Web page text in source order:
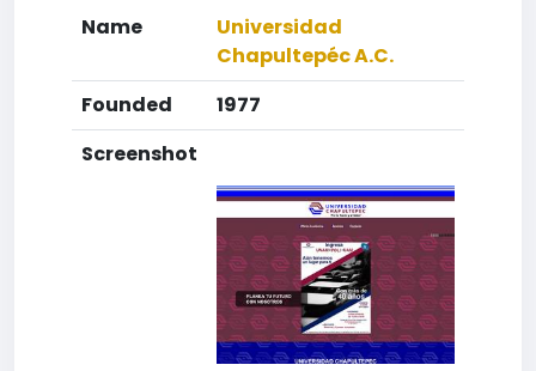
Name
Universidad
Chapultepéc A.C.
Founded
1977
Screenshot